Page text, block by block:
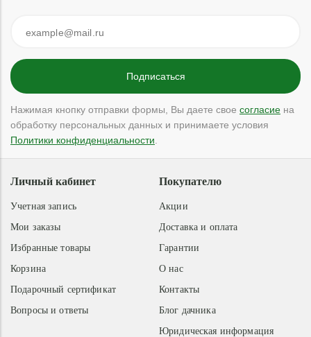
Нажимая кнопку отправки формы, Вы даете свое согласие на
обработку персональных данных и принимаете условия
Политики конфиденциальности
Покупателю
Акции
Доставка и оплата
Гарантии
О нас
Контакты
Блог дачника
Юридическая информация
Личный кабинет
Учетная запись
Мои заказы
Избранные товары
Корзина
Подарочный сертификат
Вопросы и ответы